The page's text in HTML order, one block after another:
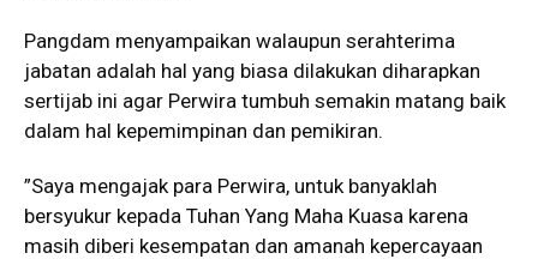
Pangdam menyampaikan walaupun serahterima
jabatan adalah hal yang biasa dilakukan diharapkan
sertijab ini agar Perwira tumbuh semakin matang baik
dalam hal kepemimpinan dan pemikiran.
”Saya mengajak para Perwira, untuk banyaklah
bersyukur kepada Tuhan Yang Maha Kuasa karena
masih diberi kesempatan dan amanah kepercayaan